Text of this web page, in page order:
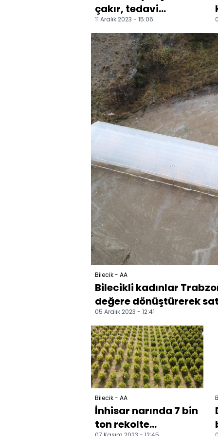
çakır, tedavi
edilerek doğaya
bırakıldı
11 Aralık 2023 - 15:06
Bilecik - AA
Bilecikli kadınlar
değere dönüştürerek
05 Aralık 2023 - 12:41
Bilecik - AA
İnhisar narında 7 bin
ton rekolte